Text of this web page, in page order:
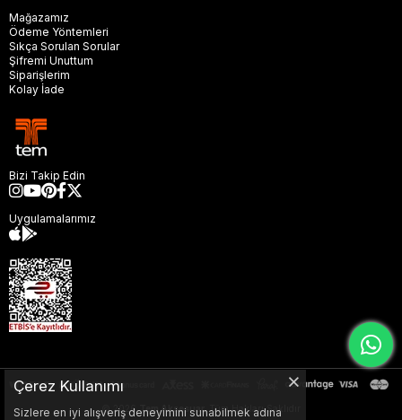
Mağazamız
Ödeme Yöntemleri
Sıkça Sorulan Sorular
Şifremi Unuttum
Siparişlerim
Kolay İade
Bizi Takip Edin
Uygulamalarımız
© 2026 Tem Aksesuar, Tüm Hakları Saklıdır
Çerez Kullanımı
Sizlere en iyi alışveriş deneyimini sunabilmek adına